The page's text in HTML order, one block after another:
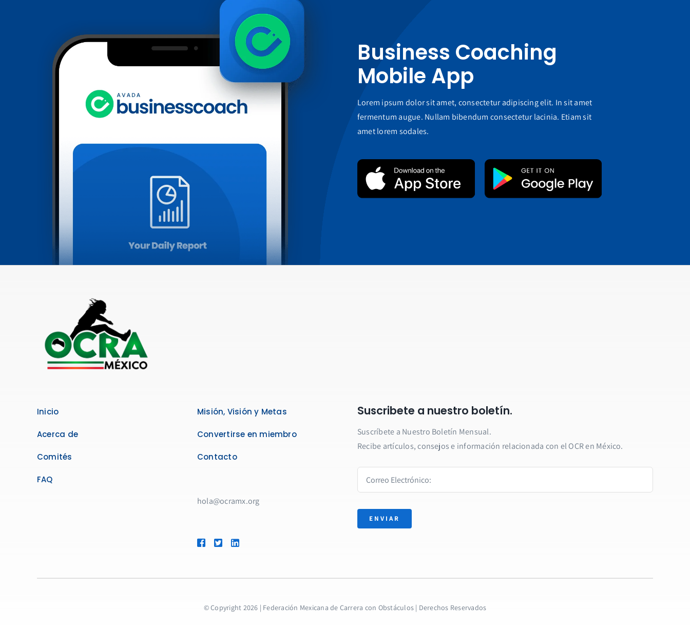
Business Coaching
Mobile App
Lorem ipsum dolor sit amet, consectetur adipiscing elit. In sit amet
fermentum augue. Nullam bibendum consectetur lacinia. Etiam sit
amet lorem sodales.
Inicio
Acerca de
Comités
FAQ
Misión, Visión y Metas
Convertirse en miembro
Contacto
hola@ocramx.org
Suscribete a nuestro boletín.
Suscríbete a Nuestro Boletín Mensual.
Recibe artículos, consejos e información relacionada con el OCR en México.
ENVIAR
© Copyright 2026 | Federación Mexicana de Carrera con Obstáculos | Derechos Reservados